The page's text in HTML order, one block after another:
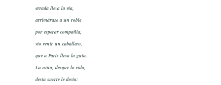
errada lleva la vía,
arrimárase a un roble
por esperar compañía,
vio venir un caballero,
que a París lleva la guía.
La niña, desque lo vido,
desta suerte le decía: